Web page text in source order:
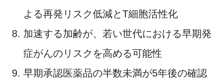
よる再発リスク低減とT細胞活性化
加速する加齢が、若い世代における早期発
症がんのリスクを高める可能性
早期承認医薬品の半数未満が5年後の確認